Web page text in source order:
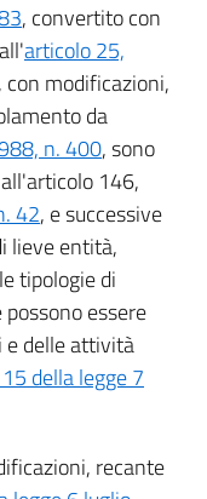
, convertito con
articolo 25,
modificazioni,
da
n. 400, sono
146,
42, e successive
lieve entità,
tipologie di
essere
e delle attività
della legge 7
recante